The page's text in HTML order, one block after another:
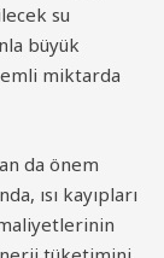
su
büyük
miktarda
da önem
ısı kayıpları